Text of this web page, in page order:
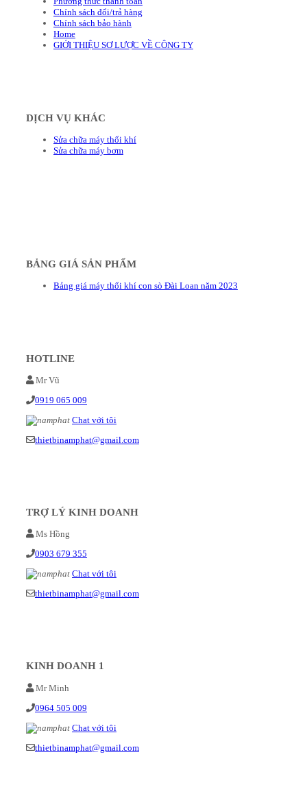
Chính sách đổi/trả hàng
Chính sách bảo hành
Home
GIỚI THIỆU SƠ LƯỢC VỀ CÔNG TY
DỊCH VỤ KHÁC
Sửa chữa máy thổi khí
Sửa chữa máy bơm
BẢNG GIÁ SẢN PHẨM
Bảng giá máy thổi khí con sò Đài Loan năm 2023
HOTLINE
Mr Vũ
0919 065 009
Chat với tôi
thietbinamphat@gmail.com
TRỢ LÝ KINH DOANH
Ms Hồng
0903 679 355
Chat với tôi
thietbinamphat@gmail.com
KINH DOANH 1
Mr Minh
0964 505 009
Chat với tôi
thietbinamphat@gmail.com